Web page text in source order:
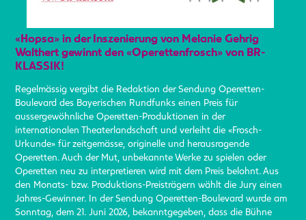
«Hopsa» in der Inszenierung von Melanie Gehrig
Walthert gewinnt den «Operettenfrosch» von BR-
KLASSIK!
Regelmässig vergibt die Redaktion der Sendung Operetten-
Boulevard des Bayerischen Rundfunks einen Preis für
aussergewöhnliche Operetten-Produktionen in der
internationalen Theaterlandschaft und verleiht die «Frosch-
Urkunde» für zeitgemässe, originelle und herausragende
Operetten. Auch der Mut, unbekannte Werke zu spielen oder
Operetten neu zu interpretieren wird mit dem Preis belohnt. Aus
den Monats- bzw. Produktions-Preisträgern wählt die Jury einen
Jahres-Gewinner. In der Sendung Operetten-Boulevard wurde am
Sonntag, dem 21. Juni 2026, bekanntgegeben, dass die Bühne